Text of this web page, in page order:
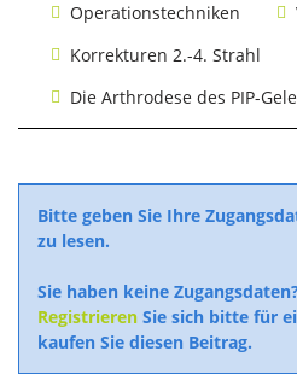
Operations­techniken
Korrekturen 2.-4. Strahl
Die Arthrodese des PIP-
Bitte geben Sie Ihre
zu lesen.
Sie haben keine
Registrieren Sie sich bitte für
kaufen Sie diesen Beitrag.